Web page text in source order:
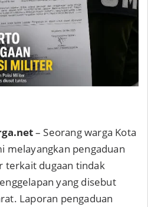
– Seorang warga Kota
melayangkan pengaduan
terkait dugaan tindak
yang disebut
Laporan pengaduan